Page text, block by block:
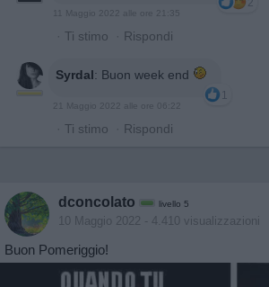
2
11 Maggio 2022 alle ore 21:35
· Ti stimo · Rispondi
Syrdal: Buon week end
1
21 Maggio 2022 alle ore 06:22
· Ti stimo · Rispondi
dconcolato livello 5
10 Maggio 2022 - 4.410 visualizzazioni
Buon Pomeriggio!